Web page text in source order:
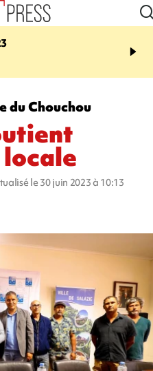
21:08
et Turquie scellent un
du Chouchou
le 30 juin 2023 à 10:13